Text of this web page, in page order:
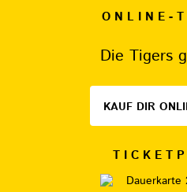
ONLINE-
Die Tigers
KAUF DIR